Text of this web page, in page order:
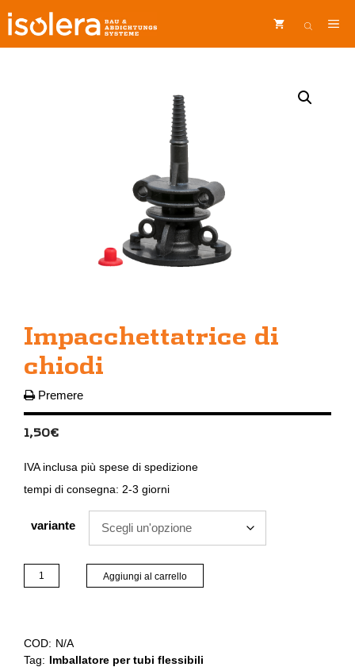
Impacchettatrice di
chiodi
Premere
1,50€
IVA inclusa più spese di spedizione
tempi di consegna: 2-3 giorni
variante
Impacchettatrice
di
Aggiungi al carrello
COD: N/A
Tag: Imballatore per tubi flessibili